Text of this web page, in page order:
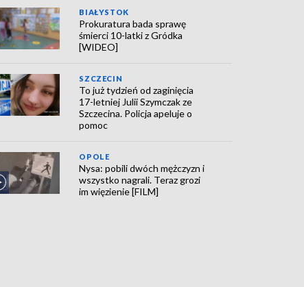
BIAŁYSTOK
Prokuratura bada sprawę
śmierci 10-latki z Gródka
[WIDEO]
SZCZECIN
To już tydzień od zaginięcia
17-letniej Julii Szymczak ze
Szczecina. Policja apeluje o
pomoc
OPOLE
Nysa: pobili dwóch mężczyzn i
wszystko nagrali. Teraz grozi
im więzienie [FILM]